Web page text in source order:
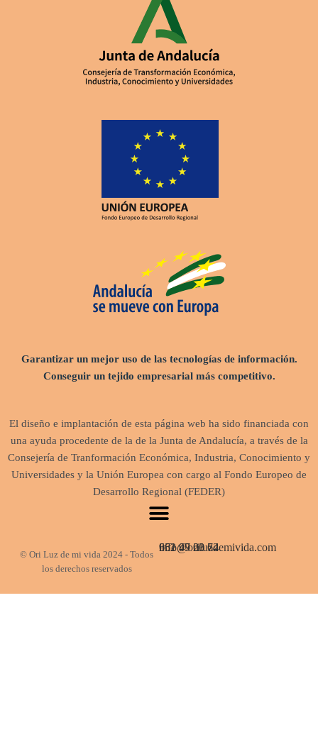
Garantizar un mejor uso de las tecnologías de información.
Conseguir un tejido empresarial más competitivo.
El diseño e implantación de esta página web ha sido financiada con
una ayuda procedente de la de la Junta de Andalucía, a través de la
Consejería de Tranformación Económica, Industria, Conocimiento y
Universidades y la Unión Europea con cargo al Fondo Europeo de
Desarrollo Regional (FEDER)
© Ori Luz de mi vida 2024 - Todos
los derechos reservados
662 47 03 74
951 99 20 62
info@oriluzdemivida.com